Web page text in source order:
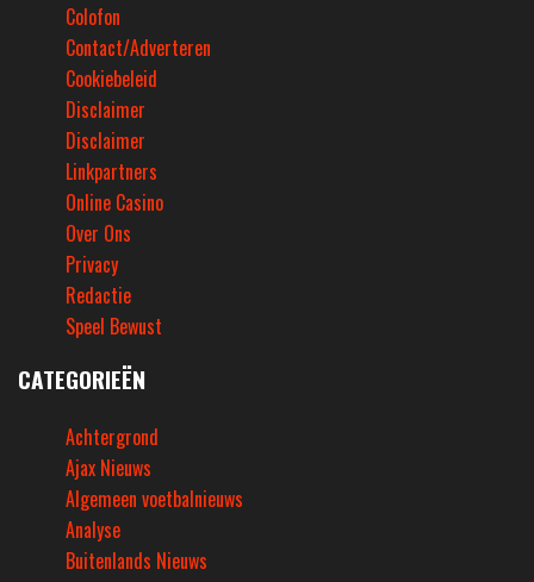
Colofon
Contact/Adverteren
Cookiebeleid
Disclaimer
Disclaimer
Linkpartners
Online Casino
Over Ons
Privacy
Redactie
Speel Bewust
CATEGORIEËN
Achtergrond
Ajax Nieuws
Algemeen voetbalnieuws
Analyse
Buitenlands Nieuws